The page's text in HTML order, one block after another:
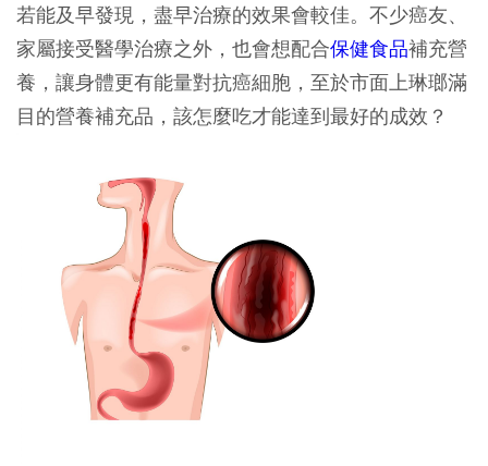
若能及早發現，盡早治療的效果會較佳。不少癌友、
家屬接受醫學治療之外，也會想配合保健食品補充營
養，讓身體更有能量對抗癌細胞，至於市面上琳瑯滿
目的營養補充品，該怎麼吃才能達到最好的成效？